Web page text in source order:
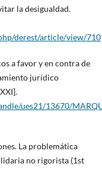
la desigualdad.
derest/article/view/710
a favor y en contra de
jurídico
ues21/13670/
La problemática
no rigorista (1st